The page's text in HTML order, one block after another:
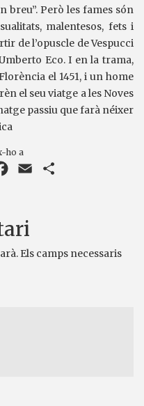
breu”. Però les fames són
malentesos, fets i
de l’opuscle de Vespucci
Eco. I en la trama,
el 1451, i un home
el seu viatge a les Noves
passiu que farà néixer
ho a
Facebook
Email
Els camps necessaris